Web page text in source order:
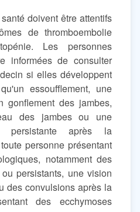
doivent être attentifs
de thromboembolie
Les personnes
informées de consulter
si elles développent
essoufflement, une
gonflement des jambes,
des jambes ou une
persistante après la
personne présentant
notamment des
persistants, une vision
des convulsions après la
des ecchymoses